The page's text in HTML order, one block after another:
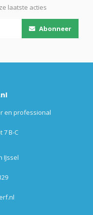
laatste acties
Abonneer
en professional
7 B-C
IJssel